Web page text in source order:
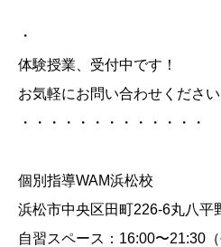
・
体験授業、受付中です！
お気軽にお問い合わせください
・・・・・・・・・・・・・
個別指導WAM浜松校
浜松市中央区田町226-6丸八平
自習スペース：16:00〜21:30（